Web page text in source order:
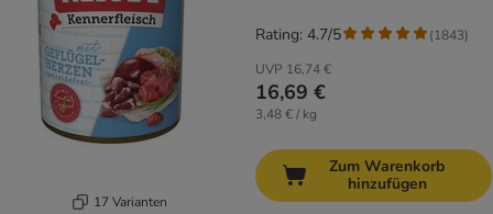
17 Varianten
UVP 16,74 €
16,69 €
3,48 € / kg
Rating: 4.7/5 (1843)
Zum Warenkorb
hinzufügen